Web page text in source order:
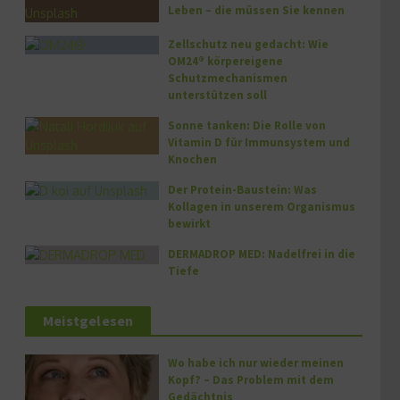
Leben – die müssen Sie kennen
Zellschutz neu gedacht: Wie
OM24® körpereigene
Schutzmechanismen
unterstützen soll
Sonne tanken: Die Rolle von
Vitamin D für Immunsystem und
Knochen
Der Protein-Baustein: Was
Kollagen in unserem Organismus
bewirkt
DERMADROP MED: Nadelfrei in die
Tiefe
Meistgelesen
Wo habe ich nur wieder meinen
Kopf? – Das Problem mit dem
Gedächtnis